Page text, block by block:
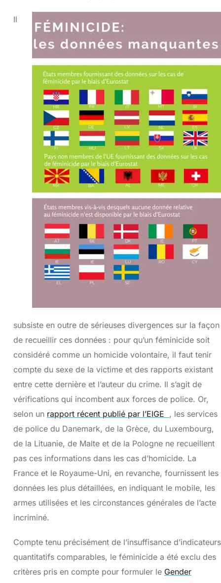
Il
subsiste en outre de sérieuses divergences sur la façon
de recueillir ces données : pour qu’un féminicide soit
considéré comme un homicide volontaire, il faut tenir
compte du sexe de la victime et des rapports existant
entre cette dernière et l’auteur du crime. Il s’agit de
vérifications qui incombent aux forces de police. Or,
selon un rapport récent publié par l’EIGE , les services
de police du Danemark, de la Grèce, du Luxembourg,
de la Lituanie, de Malte et de la Pologne ne recueillent
pas ces informations dans les cas d’homicide. La
France et le Royaume-Uni, en revanche, fournissent les
données les plus détaillées, en indiquant le mobile, les
armes utilisées et les circonstances générales de l’acte
incriminé.
Compte tenu précisément de l’insuffisance d’indicateurs
quantitatifs comparables, le féminicide a été exclu des
critères pris en compte pour formuler le Gender